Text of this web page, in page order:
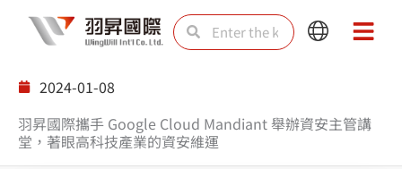
SearchSearch
Main
Main
2024-01-08
羽昇國際攜手 Google Cloud Mandiant 舉辦資安主管講
堂，著眼高科技產業的資安維運